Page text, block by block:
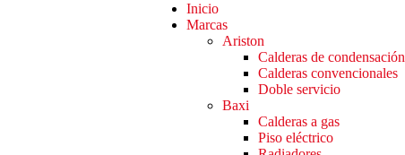
Inicio
Marcas
Ariston
Calderas de condensación
Calderas convencionales
Doble servicio
Baxi
Calderas a gas
Piso eléctrico